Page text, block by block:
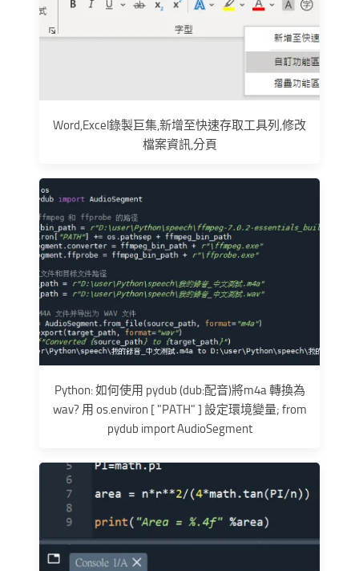
Word,Excel錄製巨集,新增至快速存取工具列,修改
檔案資訊,分頁
Python: 如何使用 pydub (dub:配音)將m4a 轉換為
wav? 用 os.environ [ "PATH" ] 設定環境變量; from
pydub import AudioSegment